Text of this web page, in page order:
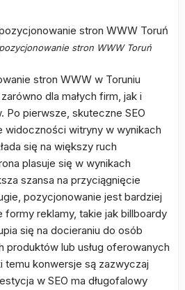
stron WWW Toruń
stron WWW w Toruniu
dla małych firm, jak i
Po pierwsze, skuteczne SEO
widoczności witryny w wynikach
się na większy ruch
plasuje się w wynikach
szansa na przyciągnięcie
pozycjonowanie jest bardziej
formy reklamy, takie jak billboardy
się na docieraniu do osób
produktów lub usług oferowanych
temu konwersje są zazwyczaj
w SEO ma długofalowy